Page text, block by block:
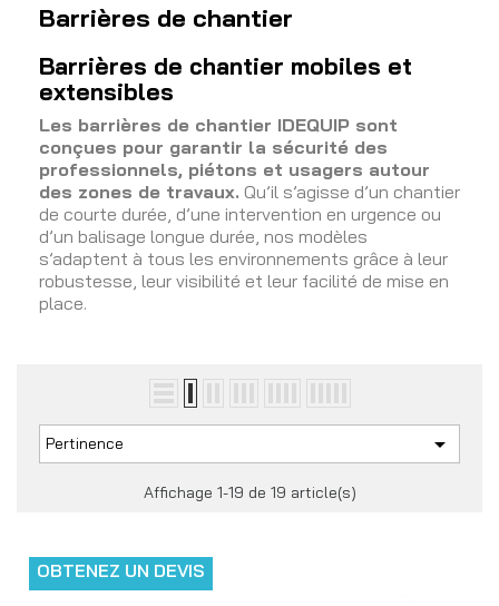
Barrières de chantier
Barrières de chantier mobiles et
extensibles
Les barrières de chantier IDEQUIP sont
conçues pour garantir la sécurité des
professionnels, piétons et usagers autour
des zones de travaux. Qu’il s’agisse d’un chantier
de courte durée, d’une intervention en urgence ou
d’un balisage longue durée, nos modèles
s’adaptent à tous les environnements grâce à leur
robustesse, leur visibilité et leur facilité de mise en
place.
Pertinence 
Affichage 1-19 de 19 article(s)
OBTENEZ UN DEVIS